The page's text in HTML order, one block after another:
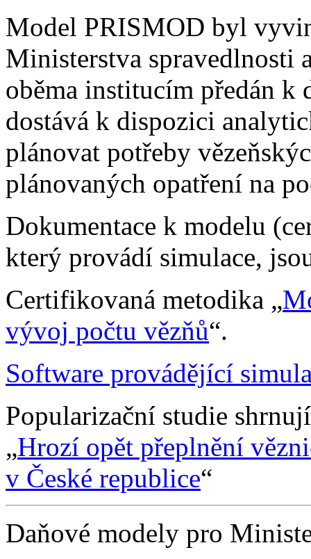
Model PRISMOD byl
Ministerstva spravedlnosti
oběma institucím předán
dostává k dispozici
plánovat potřeby
plánovaných opatření na
Dokumentace k modelu
který provádí simulace,
Certifikovaná metodika „
vývoj počtu vězňů“.
Software provádějící
Popularizační studie
„Hrozí opět přeplnění
v České republice“
Daňové modely pro